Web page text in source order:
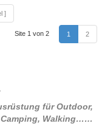
]
Site 1 von 2 1 2
für Outdoor,
Camping, Walking……